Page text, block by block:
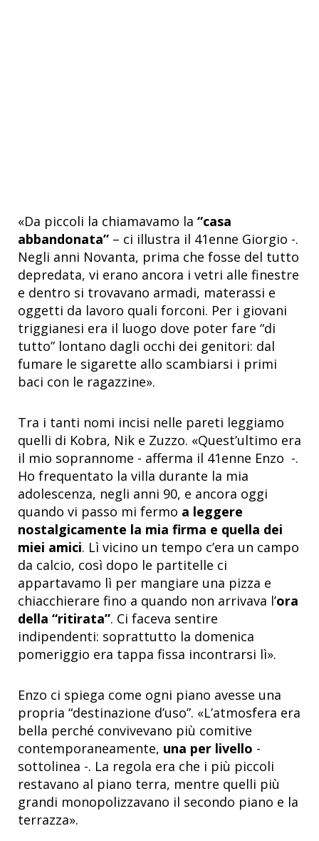
«Da piccoli la chiamavamo la “casa
abbandonata” – ci illustra il 41enne Giorgio -.
Negli anni Novanta, prima che fosse del tutto
depredata, vi erano ancora i vetri alle finestre
e dentro si trovavano armadi, materassi e
oggetti da lavoro quali forconi. Per i giovani
triggianesi era il luogo dove poter fare “di
tutto” lontano dagli occhi dei genitori: dal
fumare le sigarette allo scambiarsi i primi
baci con le ragazzine».
Tra i tanti nomi incisi nelle pareti leggiamo
quelli di Kobra, Nik e Zuzzo. «Quest’ultimo era
il mio soprannome - afferma il 41enne Enzo -.
Ho frequentato la villa durante la mia
adolescenza, negli anni 90, e ancora oggi
quando vi passo mi fermo a leggere
nostalgicamente la mia firma e quella dei
miei amici. Lì vicino un tempo c’era un campo
da calcio, così dopo le partitelle ci
appartavamo lì per mangiare una pizza e
chiacchierare fino a quando non arrivava l’ora
della “ritirata”. Ci faceva sentire
indipendenti: soprattutto la domenica
pomeriggio era tappa fissa incontrarsi lì».
Enzo ci spiega come ogni piano avesse una
propria “destinazione d’uso”. «L’atmosfera era
bella perché convivevano più comitive
contemporaneamente, una per livello -
sottolinea -. La regola era che i più piccoli
restavano al piano terra, mentre quelli più
grandi monopolizzavano il secondo piano e la
terrazza».